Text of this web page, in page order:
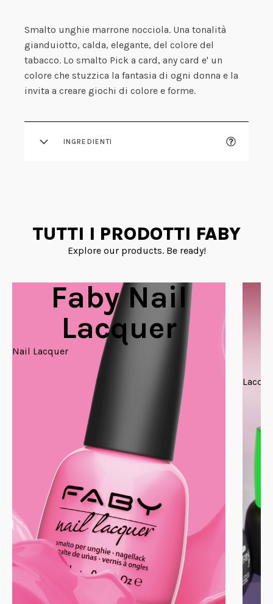
Smalto unghie marrone nocciola. Una tonalità
gianduiotto, calda, elegante, del colore del
tabacco. Lo smalto Pick a card, any card e' un
colore che stuzzica la fantasia di ogni donna e la
invita a creare giochi di colore e forme.
INGREDIENTI
TUTTI I PRODOTTI FABY
Explore our products. Be ready!
Faby Nail
Lacquer
Nail Lacquer